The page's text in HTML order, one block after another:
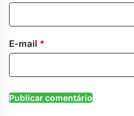
E-mail *